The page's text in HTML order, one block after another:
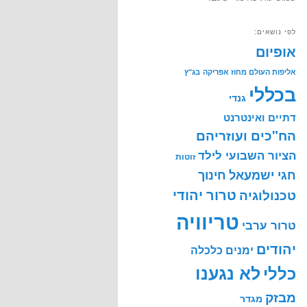
לפי נושאים:
אופיום
אליפות העולם מחוז אפריקה בג"ץ
בכללי גנדי
דתיים ואינטרנט
הח"כים ועוזריהם
הציור השבועי לילד זוטות
חגי ישמעאל חינוך
טכנולוגיה טרור יהודי
טרור ערבי טריוויה
יהודים ימנים כלכלה
כללי לא נגענו
מבזק מגדר